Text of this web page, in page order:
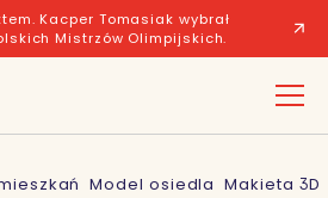
Kacper Tomasiak wybrał
Mistrzów Olimpijskich.
Model osiedla Makieta 3D